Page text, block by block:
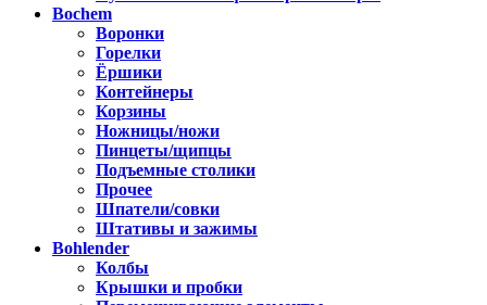
Bochem
Воронки
Горелки
Ёршики
Контейнеры
Корзины
Ножницы/ножи
Пинцеты/щипцы
Подъемные столики
Прочее
Шпатели/совки
Штативы и зажимы
Bohlender
Колбы
Крышки и пробки